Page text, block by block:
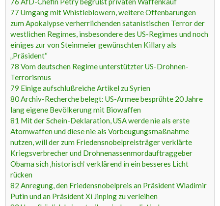
77 Umgang mit Whistleblowern, weitere Offenbarungen
zum Apokalypse verherrlichenden satanistischen Terror der
westlichen Regimes, insbesondere des US-Regimes und noch
einiges zur von Steinmeier gewünschten Killary als
„Präsident“
78 Vom deutschen Regime unterstützter US-Drohnen-
Terrorismus
79 Einige aufschlußreiche Artikel zu Syrien
80Archiv-Recherche belegt: US-Armee besprühte 20 Jahre
lang eigene Bevölkerung mit Biowaffen
81 Mit der Schein-Deklaration, USA werde nie als erste
Atomwaffen und diese nie als Vorbeugungsmaßnahme
nutzen, will der zum Friedensnobelpreisträger verklärte
Kriegsverbrecher und Drohnenassenmordauftraggeber
Obama sich ‚historisch‘ verklärend in ein besseres Licht
rücken
82 Anregung, den Friedensnobelpreis an Präsident Wladimir
Putin und an Präsident Xi Jinping zu verleihen